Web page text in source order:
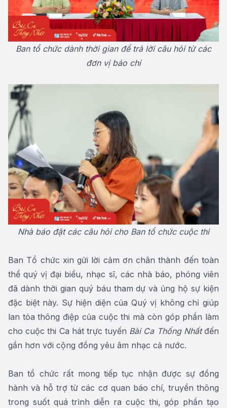
Ban tổ chức dành thời gian để trả lời câu hỏi từ các
đơn vị báo chí
Nhà báo đặt các câu hỏi cho Ban tổ chứccuộc thi
Ban Tổ chức xin gửi lời cảm ơn chân thành đến toàn
thể quý vị đại biểu, nhạc sĩ, các nhà báo, phóng viên
đã dành thời gian quý báu tham dự và ủng hộ sự kiện
đặc biệt này. Sự hiện diện của Quý vị không chỉ giúp
lan tỏa thông điệp của cuộc thi mà còn góp phần làm
cho cuộc thi Ca hát trực tuyến Bài Ca Thống Nhấtđến
gần hơn với cộng đồng yêu âm nhạc cả nước.
Ban tổ chức rất mong tiếp tục nhận được sự đồng
hành và hỗ trợ từ các cơ quan báo chí, truyền thông
trong suốt quá trình diễn ra cuộc thi, góp phần tạo